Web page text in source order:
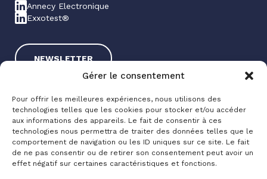
Gérer le consentement
Pour offrir les meilleures expériences, nous utilisons des
technologies telles que les cookies pour stocker et/ou accéder
aux informations des appareils. Le fait de consentir à ces
technologies nous permettra de traiter des données telles que le
comportement de navigation ou les ID uniques sur ce site. Le fait
de ne pas consentir ou de retirer son consentement peut avoir un
effet négatif sur certaines caractéristiques et fonctions.
Annecy Electronique
Exxotest®
NEWSLETTER
Exxotest® 2025